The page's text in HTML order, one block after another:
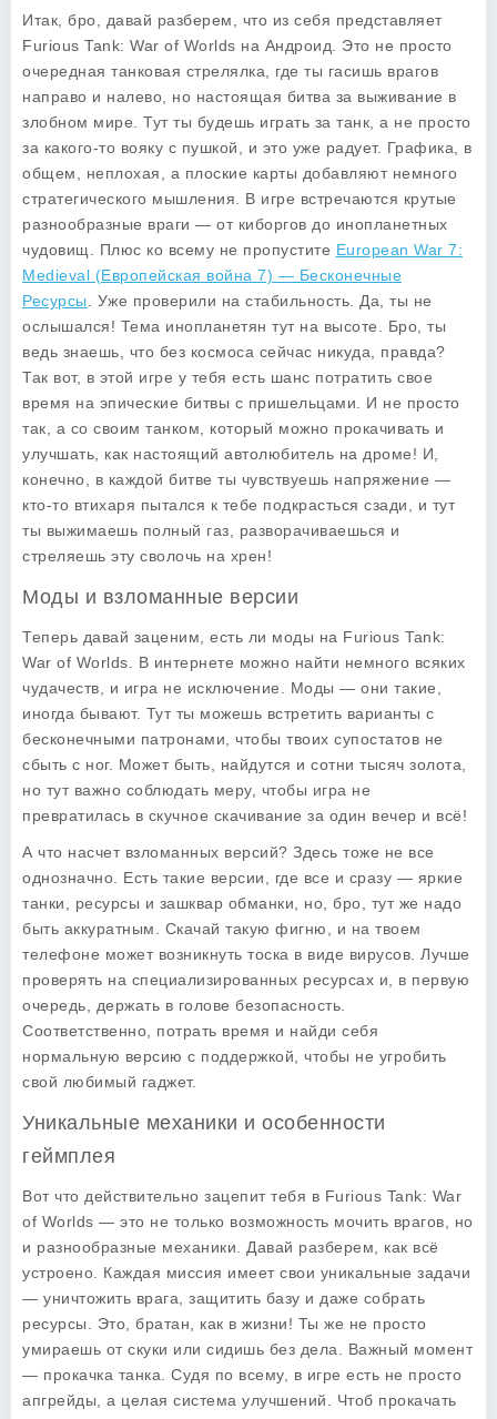
Итак, бро, давай разберем, что из себя представляет
Furious Tank: War of Worlds на Андроид. Это не просто
очередная танковая стрелялка, где ты гасишь врагов
направо и налево, но настоящая битва за выживание в
злобном мире. Тут ты будешь играть за танк, а не просто
за какого-то вояку с пушкой, и это уже радует. Графика, в
общем, неплохая, а плоские карты добавляют немного
стратегического мышления. В игре встречаются крутые
разнообразные враги — от киборгов до инопланетных
чудовищ. Плюс ко всему не пропустите European War 7:
Medieval (Европейская война 7) — Бесконечные
Ресурсы . Уже проверили на стабильность. Да, ты не
ослышался! Тема инопланетян тут на высоте. Бро, ты
ведь знаешь, что без космоса сейчас никуда, правда?
Так вот, в этой игре у тебя есть шанс потратить свое
время на эпические битвы с пришельцами. И не просто
так, а со своим танком, который можно прокачивать и
улучшать, как настоящий автолюбитель на дроме! И,
конечно, в каждой битве ты чувствуешь напряжение —
кто-то втихаря пытался к тебе подкрасться сзади, и тут
ты выжимаешь полный газ, разворачиваешься и
стреляешь эту сволочь на хрен!
Моды и взломанные версии
Теперь давай заценим, есть ли моды на Furious Tank:
War of Worlds . В интернете можно найти немного всяких
чудачеств, и игра не исключение. Моды — они такие,
иногда бывают. Тут ты можешь встретить варианты с
бесконечными патронами, чтобы твоих супостатов не
сбыть с ног. Может быть, найдутся и сотни тысяч золота,
но тут важно соблюдать меру, чтобы игра не
превратилась в скучное скачивание за один вечер и всё!
А что насчет взломанных версий? Здесь тоже не все
однозначно. Есть такие версии, где все и сразу — яркие
танки, ресурсы и зашквар обманки, но, бро, тут же надо
быть аккуратным. Скачай такую фигню, и на твоем
телефоне может возникнуть тоска в виде вирусов. Лучше
проверять на специализированных ресурсах и, в первую
очередь, держать в голове безопасность.
Соответственно, потрать время и найди себя
нормальную версию с поддержкой, чтобы не угробить
свой любимый гаджет.
Уникальные механики и особенности
геймплея
Вот что действительно зацепит тебя в Furious Tank: War
of Worlds — это не только возможность мочить врагов, но
и разнообразные механики. Давай разберем, как всё
устроено. Каждая миссия имеет свои уникальные задачи
— уничтожить врага, защитить базу и даже собрать
ресурсы. Это, братан, как в жизни! Ты же не просто
умираешь от скуки или сидишь без дела. Важный момент
— прокачка танка. Судя по всему, в игре есть не просто
апгрейды, а целая система улучшений. Чтоб прокачать